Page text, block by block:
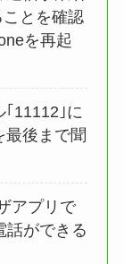
とを確認
を再起
｢11112｣に
最後まで聞
アプリで
話ができる